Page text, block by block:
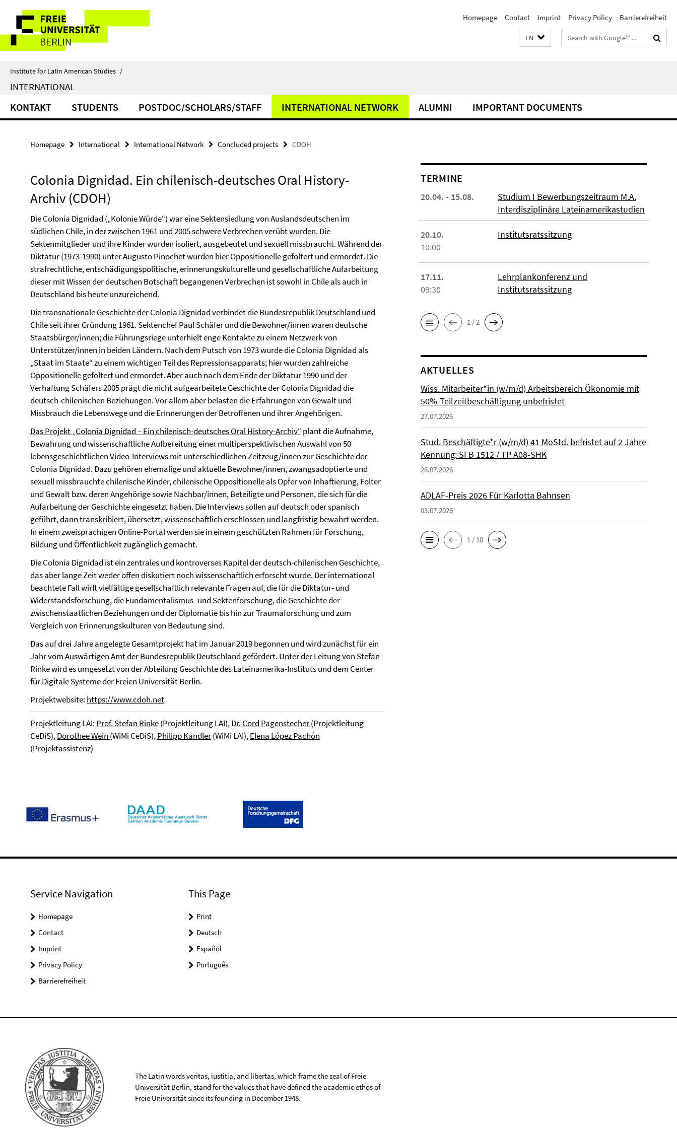
direkt
Inhalt
Service
Navigation
Homepage Contact Imprint Privacy Policy Barrierefreiheit
EN
Search
terms
Institute for Latin American Studies /
INTERNATIONAL
KONTAKT STUDENTS POSTDOC/SCHOLARS/STAFF INTERNATIONAL NETWORK ALUMNI IMPORTANT DOCUMENTS
Homepage International International Network Concluded projects CDOH
Colonia Dignidad. Ein chilenisch-deutsches Oral History-
Archiv (CDOH)
Die Colonia Dignidad („Kolonie Würde“) war eine Sektensiedlung von Auslandsdeutschen im
südlichen Chile, in der zwischen 1961 und 2005 schwere Verbrechen verübt wurden. Die
Sektenmitglieder und ihre Kinder wurden isoliert, ausgebeutet und sexuell missbraucht. Während der
Diktatur (1973-1990) unter Augusto Pinochet wurden hier Oppositionelle gefoltert und ermordet. Die
strafrechtliche, entschädigungspolitische, erinnerungskulturelle und gesellschaftliche Aufarbeitung
dieser mit Wissen der deutschen Botschaft begangenen Verbrechen ist sowohl in Chile als auch in
Deutschland bis heute unzureichend.
Die transnationale Geschichte der Colonia Dignidad verbindet die Bundesrepublik Deutschland und
Chile seit ihrer Gründung 1961. Sektenchef Paul Schäfer und die Bewohner/innen waren deutsche
Staatsbürger/innen; die Führungsriege unterhielt enge Kontakte zu einem Netzwerk von
Unterstützer/innen in beiden Ländern. Nach dem Putsch von 1973 wurde die Colonia Dignidad als
„Staat im Staate“ zu einem wichtigen Teil des Repressionsapparats; hier wurden zahlreiche
Oppositionelle gefoltert und ermordet. Aber auch nach dem Ende der Diktatur 1990 und der
Verhaftung Schäfers 2005 prägt die nicht aufgearbeitete Geschichte der Colonia Dignidad die
deutsch-chilenischen Beziehungen. Vor allem aber belasten die Erfahrungen von Gewalt und
Missbrauch die Lebenswege und die Erinnerungen der Betroffenen und ihrer Angehörigen.
Das Projekt „Colonia Dignidad – Ein chilenisch-deutsches Oral History-Archiv“ plant die Aufnahme,
Bewahrung und wissenschaftliche Aufbereitung einer multiperspektivischen Auswahl von 50
lebensgeschichtlichen Video-Interviews mit unterschiedlichen Zeitzeug/innen zur Geschichte der
Colonia Dignidad. Dazu gehören ehemalige und aktuelle Bewohner/innen, zwangsadoptierte und
sexuell missbrauchte chilenische Kinder, chilenische Oppositionelle als Opfer von Inhaftierung, Folter
und Gewalt bzw. deren Angehörige sowie Nachbar/innen, Beteiligte und Personen, die sich für die
Aufarbeitung der Geschichte eingesetzt haben. Die Interviews sollen auf deutsch oder spanisch
geführt, dann transkribiert, übersetzt, wissenschaftlich erschlossen und langfristig bewahrt werden.
In einem zweisprachigen Online-Portal werden sie in einem geschützten Rahmen für Forschung,
Bildung und Öffentlichkeit zugänglich gemacht.
Die Colonia Dignidad ist ein zentrales und kontroverses Kapitel der deutsch-chilenischen Geschichte,
das aber lange Zeit weder offen diskutiert noch wissenschaftlich erforscht wurde. Der international
beachtete Fall wirft vielfältige gesellschaftlich relevante Fragen auf, die für die Diktatur- und
Widerstandsforschung, die Fundamentalismus- und Sektenforschung, die Geschichte der
zwischenstaatlichen Beziehungen und der Diplomatie bis hin zur Traumaforschung und zum
Vergleich von Erinnerungskulturen von Bedeutung sind.
Das auf drei Jahre angelegte Gesamtprojekt hat im Januar 2019 begonnen und wird zunächst für ein
Jahr vom Auswärtigen Amt der Bundesrepublik Deutschland gefördert. Unter der Leitung von Stefan
Rinke wird es umgesetzt von der Abteilung Geschichte des Lateinamerika-Instituts und dem Center
für Digitale Systeme der Freien Universität Berlin.
Projektwebsite: https://www.cdoh.net
Projektleitung LAI: Prof. Stefan Rinke(Projektleitung LAI),Dr. Cord Pagenstecher(Projektleitung
CeDiS),Dorothee Wein (WiMi CeDiS),Philipp Kandler(WiMi LAI),Elena López Pachón
(Projektassistenz)
TERMINE
20.04. - 15.08.
Studium I Bewerbungszeitraum M.A.
Interdisziplinäre Lateinamerikastudien
20.10.
10:00
Institutsratssitzung
17.11.
09:30
Lehrplankonferenz und
Institutsratssitzung
1 / 2
AKTUELLES
Wiss. Mitarbeiter*in (w/m/d) Arbeitsbereich Ökonomie mit
50%-Teilzeitbeschäftigung unbefristet
27.07.2026
Stud. Beschäftigte*r (w/m/d) 41 MoStd. befristet auf 2 Jahre
Kennung: SFB 1512 / TP A08-SHK
26.07.2026
ADLAF-Preis 2026 Für Karlotta Bahnsen
03.07.2026
1 / 10
Service Navigation
Homepage
Contact
Imprint
Privacy Policy
Barrierefreiheit
This Page
Print
Deutsch
Español
Português
The Latin words veritas, iustitia, and libertas, which frame the seal of Freie
Universität Berlin, stand for the values that have defined the academic ethos of
Freie Universität since its founding in December 1948.